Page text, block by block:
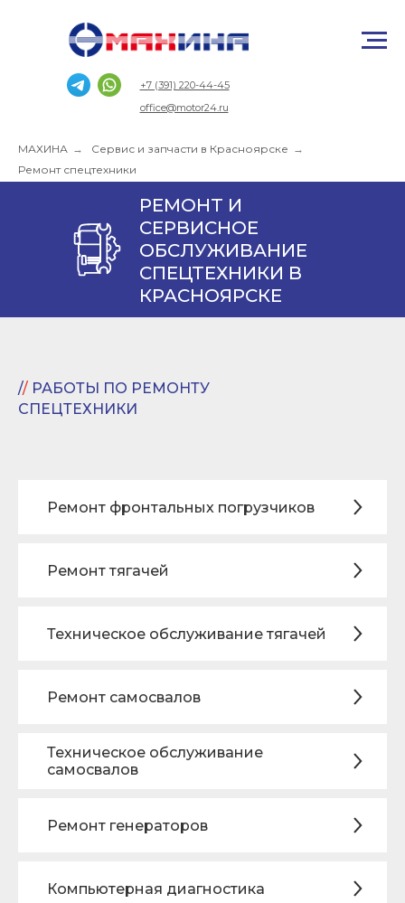
+7 (391) 220-44-45
office@motor24.ru
МАХИНА → Сервис и запчасти в Красноярске →
Ремонт спецтехники
РЕМОНТ И
СЕРВИСНОЕ
ОБСЛУЖИВАНИЕ
СПЕЦТЕХНИКИ В
КРАСНОЯРСКЕ
// РАБОТЫ ПО РЕМОНТУ
СПЕЦТЕХНИКИ
Ремонт фронтальных погрузчиков
Ремонт тягачей
Техническое обслуживание тягачей
Ремонт самосвалов
Техническое обслуживание
самосвалов
Ремонт генераторов
Компьютерная диагностика